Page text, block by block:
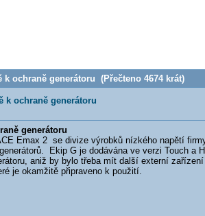
ochraně generátoru (Přečteno 4674 krát)
k ochraně generátoru
generátoru
Emax 2 se divize výrobků nízkého napětí
Ekip G je dodávána ve verzi Touch a
aniž by bylo třeba mít další externí
je okamžitě připraveno k použití.